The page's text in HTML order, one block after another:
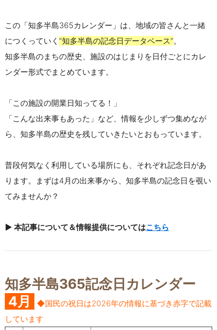
この「知多半島365カレンダー」は、地域の皆さんと一緒
につくっていく “知多半島の記念日データベース”。
知多半島のまちの歴史、施設のはじまりを日付ごとにカレ
ンダー形式でまとめています。
「この施設の開業日知ってる！」
「こんな出来事もあった」など、情報を少しずつ集めなが
ら、知多半島の歴史を残していきたいとおもっています。
普段何気なく利用している場所にも、それぞれ記念日があ
ります。まずは4月の出来事から、知多半島の記念日を覗い
てみませんか？
▶ 本記事について ＆情報提供についてはこちら
知多半島365記念日カレンダー
4月
◆国民の祝日は2026年の情報に基づき赤字で記載
しています